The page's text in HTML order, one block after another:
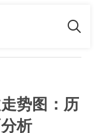
势图：历
析